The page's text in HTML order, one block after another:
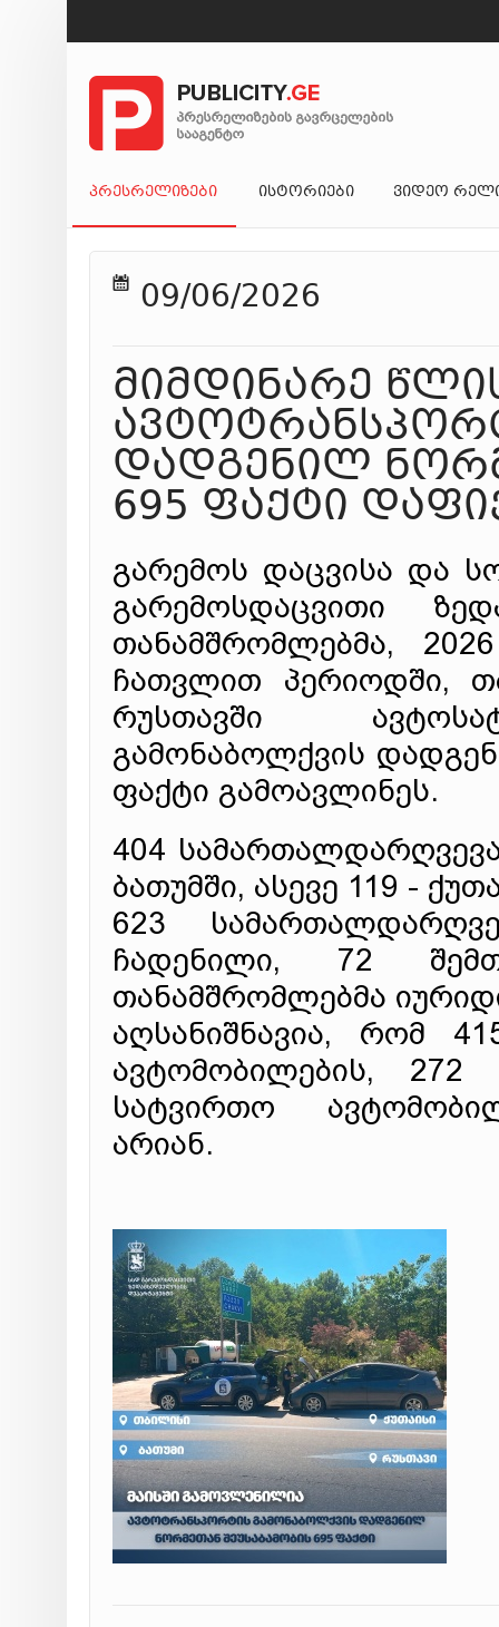
ᲞᲠᲔᲡᲠᲔᲚᲘᲖᲔᲑᲘ ᲘᲡᲢᲝᲠᲘᲔᲑᲘ ᲕᲘᲓᲔᲝ
09/06/2026
მიმდინარე
დადგენილ
695 ფაქტი
გარემოს დაცვისა და
გარემოსდაცვითი
თანამშრომლებმა,
ჩათვლით პერიოდში,
რუსთავში
გამონაბოლქვის
ფაქტი გამოავლინეს.
404
ბათუმში, ასევე 119 -
623
ჩადენილი, 72
თანამშრომლებმა
აღსანიშნავია, რომ
ავტომობილების,
სატვირთო
არიან.